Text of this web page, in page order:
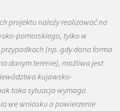
projektu należy realizować na
pomorskiego, tylko w
przypadkach (np. gdy dana forma
danym terenie), możliwa jest
kujawsko-
taka sytuacja wymaga
we wniosku o powierzenie